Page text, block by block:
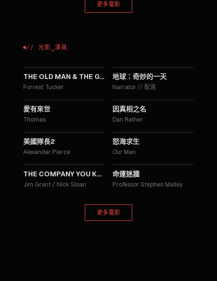
更多電影
// 光影 _演員
THE OLD MAN & THE GUN
Forrest Tucker
地球：奇妙的一天
Narrator // 配音
愛有來世
Thomas
因真相之名
Dan Rather
美國隊長2
Alexander Pierce
怒海求生
Our Man
THE COMPANY YOU KEEP
Jim Grant / Nick Sloan
命運迷牆
Professor Stephen Malley
更多電影